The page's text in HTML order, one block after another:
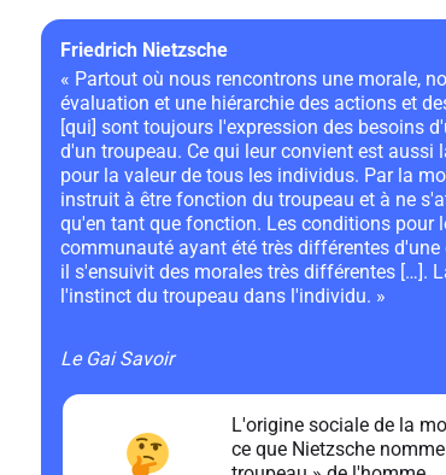
« Partout où nous rencontrons une morale,
évaluation et une hiérarchie des actions et
[qui] sont toujours l'expression des besoins
d'un troupeau. Ce qui leur convient est aussi
pour la valeur de tous les individus. Par la
instruit à être fonction du troupeau et à ne
qu'en tant que fonction. Les conditions pour
communauté ayant été très différentes
il s'ensuivit des morales très différentes […].
l'instinct du troupeau dans l'individu. »
Friedrich Nietzsche
Le Gai Savoir
L'origine sociale de la
ce que Nietzsche